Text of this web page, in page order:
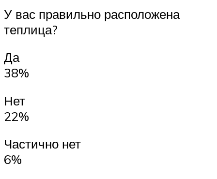
У вас правильно расположена
теплица?
Да
38%
Нет
22%
Частично нет
6%